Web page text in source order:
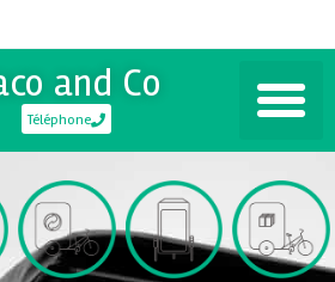
and Co
Téléphone